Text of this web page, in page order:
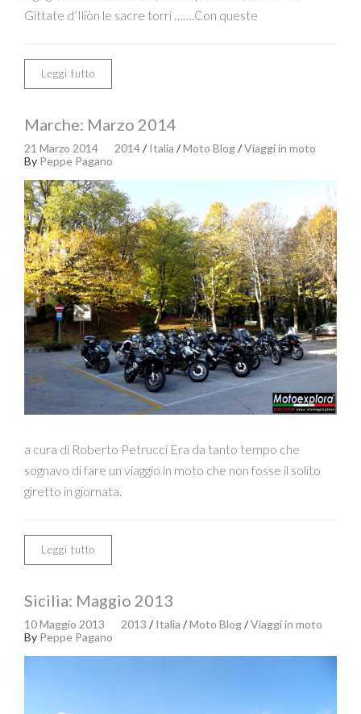
Gittate d’Ilïòn le sacre torri …….Con queste
Leggi tutto
Marche: Marzo 2014
21 Marzo 2014 2014/Italia /Moto Blog/Viaggi in moto
By Peppe Pagano
a cura di Roberto Petrucci Era da tanto tempo che
sognavo di fare un viaggio in moto che non fosse il solito
giretto in giornata.
Leggi tutto
Sicilia: Maggio 2013
10 Maggio 2013 2013 /Italia /Moto Blog/Viaggi in moto
By Peppe Pagano